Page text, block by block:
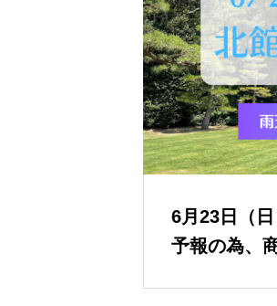
6月23日（
予報の為、